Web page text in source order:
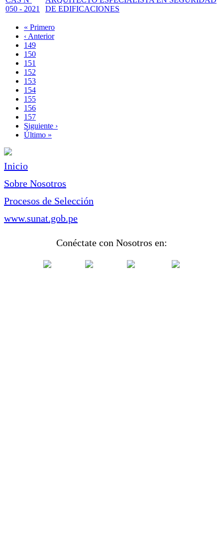
050 - 2021
DE EDIFICACIONES
Paginación
Primera
página
« Primero
Página
anterior
‹ Anterior
Page
149
Page
150
Page
151
Page
152
Página
actual
153
Page
154
Page
155
Page
156
Page
157
Siguiente
página
Siguiente ›
Última
Último »
Inicio
Sobre Nosotros
Procesos de Selección
www.sunat.gob.pe
Conéctate con Nosotros en: